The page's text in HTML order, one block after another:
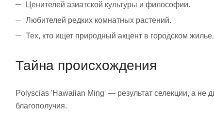
Ценителей азиатской культуры и философии.
Любителей редких комнатных растений.
Тех, кто ищет природный акцент в городском жилье.
Тайна происхождения
Polyscias 'Hawaiian Ming' — результат селекции, а не
благополучия.